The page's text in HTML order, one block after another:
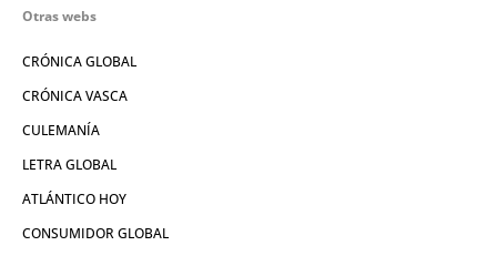
Otras webs
CRÓNICA GLOBAL
CRÓNICA VASCA
CULEMANÍA
LETRA GLOBAL
ATLÁNTICO HOY
CONSUMIDOR GLOBAL